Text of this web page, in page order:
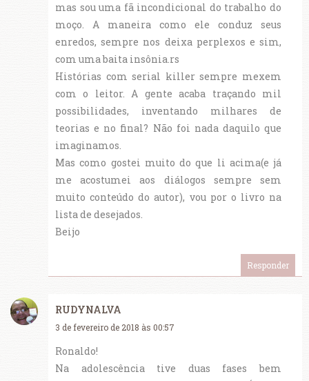
mas sou uma fã incondicional do trabalho do
moço. A maneira como ele conduz seus
enredos, sempre nos deixa perplexos e sim,
com uma baita insônia.rs
Histórias com serial killer sempre mexem
com o leitor. A gente acaba traçando mil
possibilidades, inventando milhares de
teorias e no final? Não foi nada daquilo que
imaginamos.
Mas como gostei muito do que li acima(e já
me acostumei aos diálogos sempre sem
muito conteúdo do autor), vou por o livro na
lista de desejados.
Beijo
Responder
RUDYNALVA
3 de fevereiro de 2018 às 00:57
Ronaldo!
Na adolescência tive duas fases bem